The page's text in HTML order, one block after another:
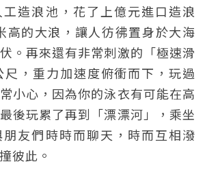
造浪池，花了上億元進口造浪
高的大浪，讓人彷彿置身於大海
。再來還有非常刺激的「極速滑
，重力加速度俯衝而下，玩過
小心，因為你的泳衣有可能在高
後玩累了再到「漂漂河」，乘坐
友們時時而聊天，時而互相潑
彼此。